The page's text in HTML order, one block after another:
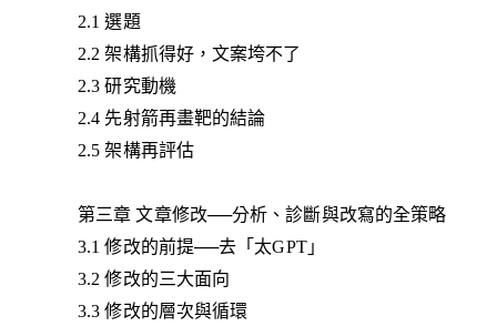
2.1 選題
2.2 架構抓得好，文案垮不了
2.3 研究動機
2.4 先射箭再畫靶的結論
2.5 架構再評估
第三章 文章修改──分析、診斷與改寫的全策略
3.1 修改的前提──去「太GPT」
3.2 修改的三大面向
3.3 修改的層次與循環